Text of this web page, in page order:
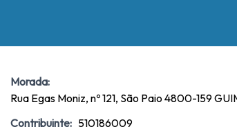
Morada:
Rua Egas Moniz, nº 121, São Paio 4800-159
Contribuinte: 510186009